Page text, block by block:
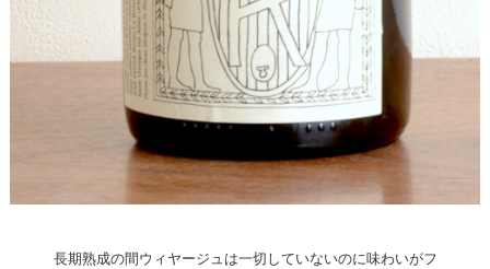
長期熟成の間ウィヤージュは一切していないのに味わいがフ